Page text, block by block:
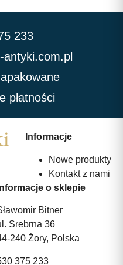
233
płatności
Informacje
Nowe produkty
Kontakt z nami
Informacje o sklepie
Bitner
Srebrna 36
240 Żory, Polska
375 233